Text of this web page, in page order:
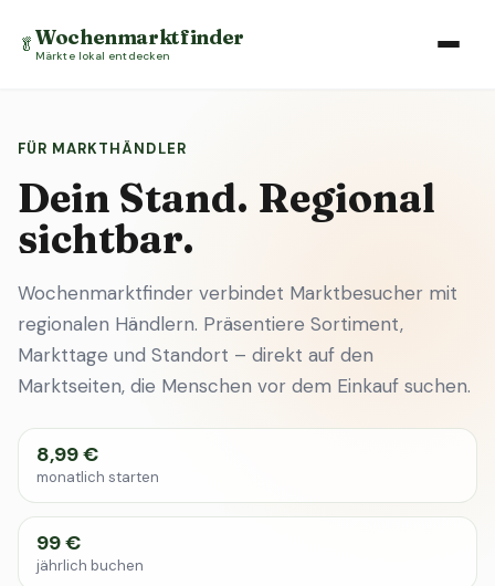
🥬Wochenmarktfinder
Märkte lokal entdecken
FÜR MARKTHÄNDLER
Dein Stand. Regional
sichtbar.
Wochenmarktfinder verbindet Marktbesucher mit
regionalen Händlern. Präsentiere Sortiment,
Markttage und Standort – direkt auf den
Marktseiten, die Menschen vor dem Einkauf suchen.
8,99 €
monatlich starten
99 €
jährlich buchen